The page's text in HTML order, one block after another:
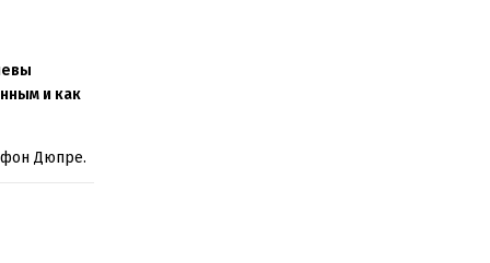
и как
фон Дюпре.